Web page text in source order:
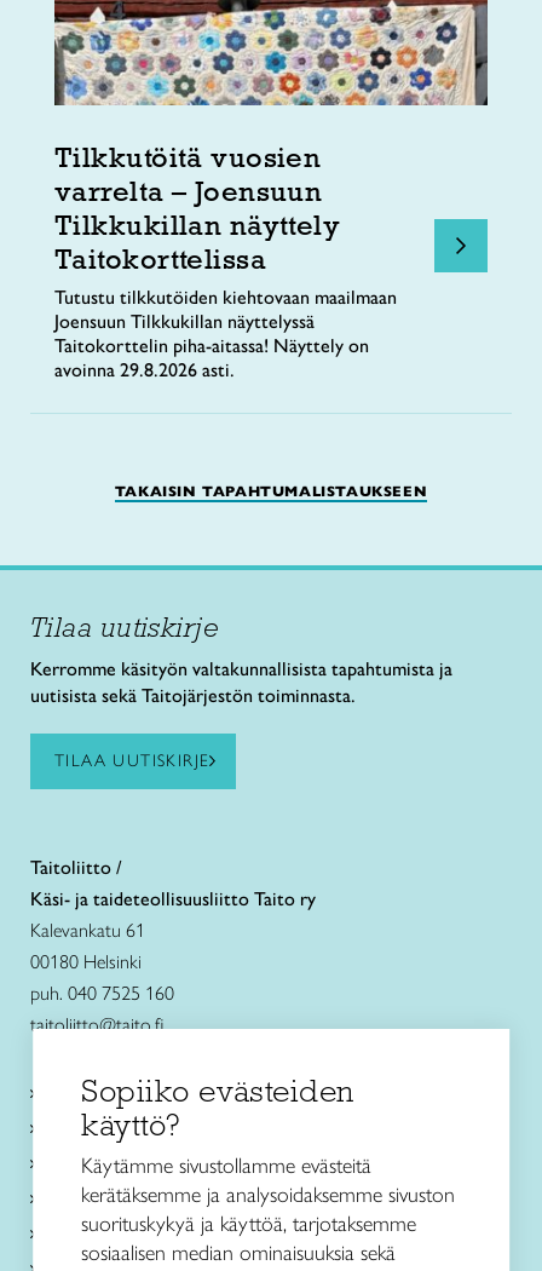
Tilkkutöitä vuosien
varrelta – Joensuun
Tilkkukillan näyttely
Taitokorttelissa
Tutustu tilkkutöiden kiehtovaan maailmaan
Joensuun Tilkkukillan näyttelyssä
Taitokorttelin piha-aitassa! Näyttely on
avoinna 29.8.2026 asti.
TAKAISIN TAPAHTUMALISTAUKSEEN
Tilaa uutiskirje
Kerromme käsityön valtakunnallisista tapahtumista ja
uutisista sekä Taitojärjestön toiminnasta.
TILAA UUTISKIRJE
Taitoliitto /
Käsi- ja taideteollisuusliitto Taito ry
Kalevankatu 61
00180 Helsinki
puh. 040 7525 160
taitoliitto@taito.fi
Käsityökurssit ja koulutus
Ajankohtaista
Käsityöohjeet
Me olemme Taito
Paikallinen toiminta
Sopiiko evästeiden
käyttö?
Käytämme sivustollamme evästeitä
kerätäksemme ja analysoidaksemme sivuston
suorituskykyä ja käyttöä, tarjotaksemme
sosiaalisen median ominaisuuksia sekä